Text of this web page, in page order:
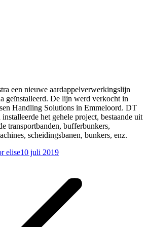
een nieuwe aardappelverwerkingslijn
geïnstalleerd. De lijn werd verkocht in
Handling Solutions in Emmeloord. DT
het gehele project, bestaande uit
transportbanden, bufferbunkers,
scheidingsbanen, bunkers, enz.
elise10 juli 2019